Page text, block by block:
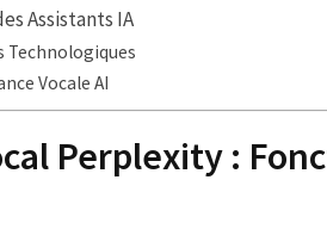
Assistants IA
Vocale AI
Perplexity :